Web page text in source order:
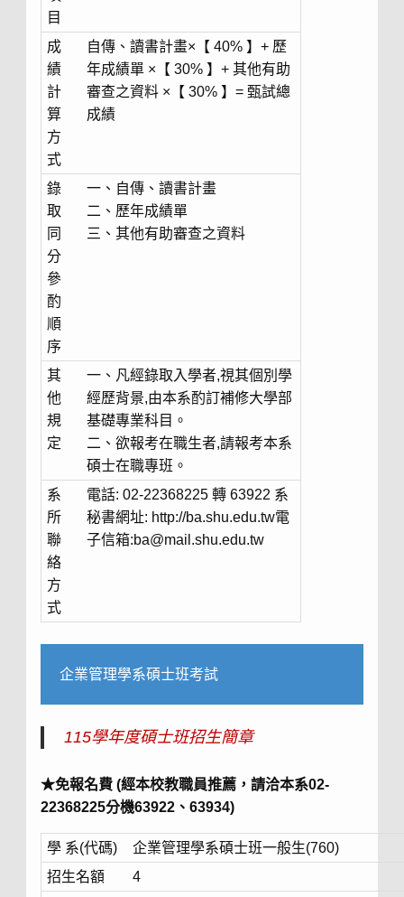
目
成
績
計
算
方
式
自傳、讀書計畫×【 40% 】+ 歷
年成績單 ×【 30% 】+ 其他有助
審查之資料 ×【 30% 】= 甄試總
成績
錄
取
同
分
參
酌
順
序
一、自傳、讀書計畫
二、歷年成績單
三、其他有助審查之資料
其
他
規
定
一、凡經錄取入學者,視其個別學
經歷背景,由本系酌訂補修大學部
基礎專業科目。
二、欲報考在職生者,請報考本系
碩士在職專班。
系
所
聯
絡
方
式
電話: 02-22368225 轉 63922 系
秘書網址: http://ba.shu.edu.tw電
子信箱:ba@mail.shu.edu.tw
企業管理學系碩士班考試
115學年度碩士班招生簡章
★免報名費 (經本校教職員推薦，請洽本系02-
22368225分機63922、63934)
學 系(代碼)
企業管理學系碩士班一般生(760)
招生名額
4